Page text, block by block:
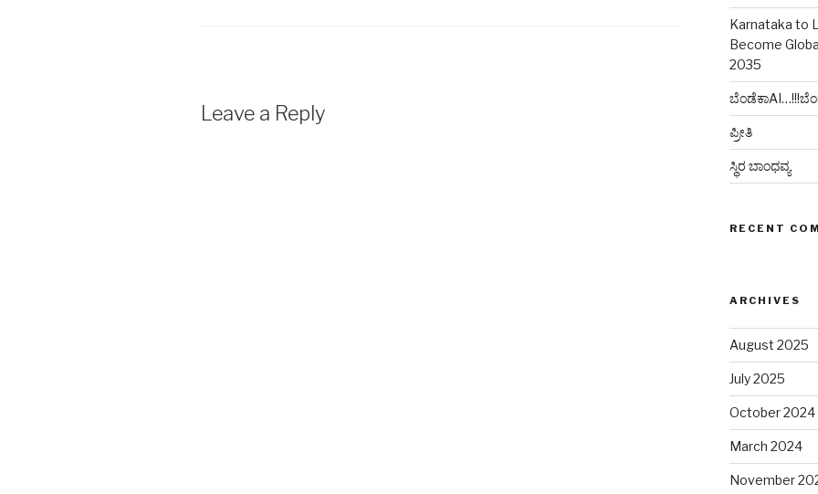
Leave a Reply
Karnataka to
Become
2035
ಪ್ರೀತಿ
ಸ್ಥಿರ ಬಾಂಧವ್ಯ
RECENT
ARCHIVES
August 2025
July 2025
October 2024
March 2024
November